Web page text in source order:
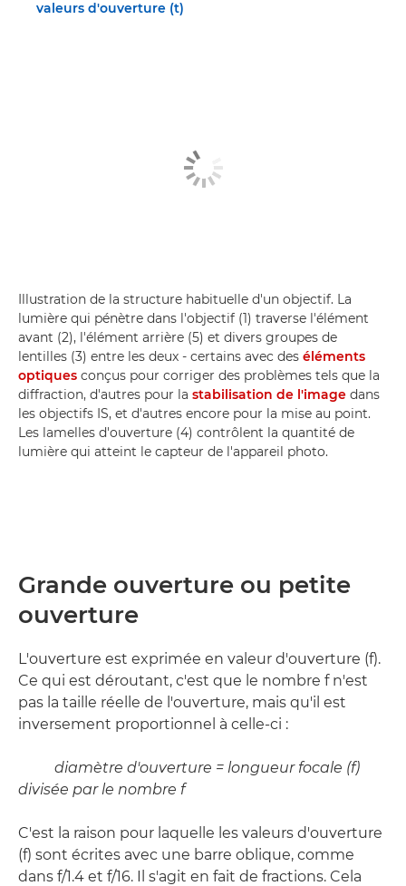
valeurs d'ouverture (t)
Illustration de la structure habituelle d'un objectif. La
lumière qui pénètre dans l'objectif (1) traverse l'élément
avant (2), l'élément arrière (5) et divers groupes de
lentilles (3) entre les deux - certains avec des éléments
optiques conçus pour corriger des problèmes tels que la
diffraction, d'autres pour la stabilisation de l'image dans
les objectifs IS, et d'autres encore pour la mise au point.
Les lamelles d'ouverture (4) contrôlent la quantité de
lumière qui atteint le capteur de l'appareil photo.
Grande ouverture ou petite
ouverture
L'ouverture est exprimée en valeur d'ouverture (f).
Ce qui est déroutant, c'est que le nombre f n'est
pas la taille réelle de l'ouverture, mais qu'il est
inversement proportionnel à celle-ci :
diamètre d'ouverture = longueur focale (f)
divisée par le nombre f
C'est la raison pour laquelle les valeurs d'ouverture
(f) sont écrites avec une barre oblique, comme
dans f/1.4 et f/16. Il s'agit en fait de fractions. Cela